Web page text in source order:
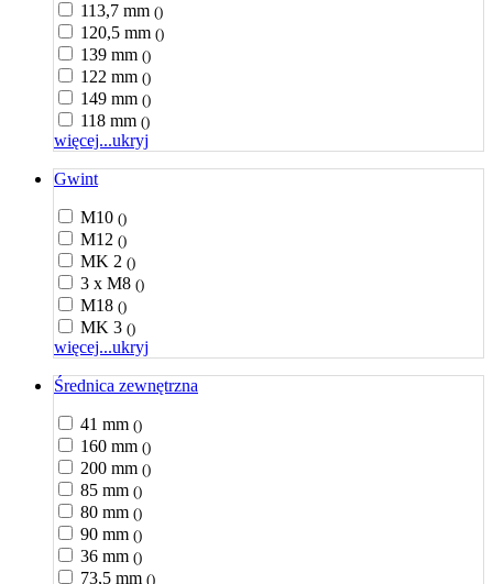
113,7 mm ()
120,5 mm ()
139 mm ()
122 mm ()
149 mm ()
118 mm ()
więcej...ukryj
Gwint
M10 ()
M12 ()
MK 2 ()
3 x M8 ()
M18 ()
MK 3 ()
więcej...ukryj
Średnica zewnętrzna
41 mm ()
160 mm ()
200 mm ()
85 mm ()
80 mm ()
90 mm ()
36 mm ()
73,5 mm ()